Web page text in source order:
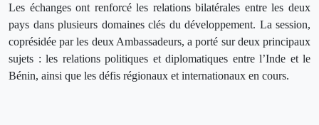
Les échanges ont renforcé les relations bilatérales entre les deux
pays dans plusieurs domaines clés du développement. La session,
coprésidée par les deux Ambassadeurs, a porté sur deux principaux
sujets : les relations politiques et diplomatiques entre l’Inde et le
Bénin, ainsi que les défis régionaux et internationaux en cours.